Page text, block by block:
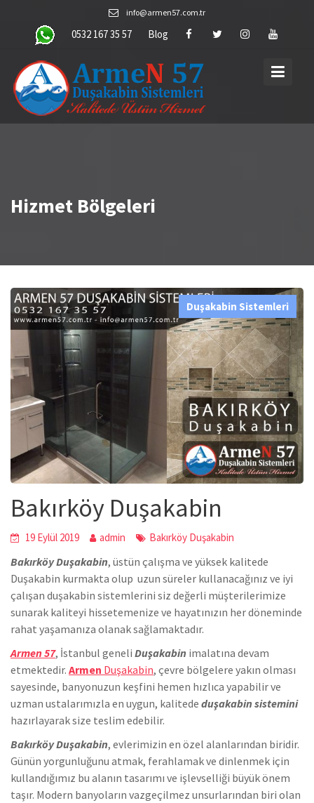
content
info@armen57.com.tr
0532 167 35 57 Blog
Hizmet Bölgeleri
Duşakabin Sistemleri
Bakırköy Duşakabin
19 Eylül 2019 admin Bakırköy Duşakabin
Bakırköy Duşakabin, üstün çalışma ve yüksek kalitede
Duşakabin kurmakta olup uzun süreler kullanacağınız ve iyi
çalışan duşakabin sistemlerini siz değerli müşterilerimize
sunarak kaliteyi hissetemenize ve hayatınızın her döneminde
rahat yaşamanıza olanak sağlamaktadır.
Armen 57, İstanbul geneli Duşakabin imalatına devam
etmektedir. Armen Duşakabin, çevre bölgelere yakın olması
sayesinde, banyonuzun keşfini hemen hızlıca yapabilir ve
uzman ustalarımızla en uygun, kalitede duşakabin sistemini
hazırlayarak size teslim edebilir.
Bakırköy Duşakabin, evlerimizin en özel alanlarından biridir.
Günün yorgunluğunu atmak, ferahlamak ve dinlenmek için
kullandığımız bu alanın tasarımı ve işlevselliği büyük önem
taşır. Modern banyoların vazgeçilmez unsurlarından biri olan